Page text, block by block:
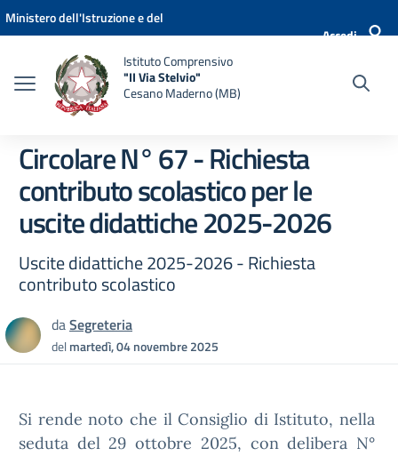
Vai ai contenuti
Vai al menu di navigazione
Vai al footer
Ministero dell'Istruzione e del
Accedi
Istituto Comprensivo
"II Via Stelvio"
Cesano Maderno (MB)
Circolare N° 67 - Richiesta
contributo scolastico per le
uscite didattiche 2025-2026
Uscite didattiche 2025-2026 - Richiesta
contributo scolastico
daSegreteria
delmartedì, 04 novembre 2025
Si rende noto che il Consiglio di Istituto, nella
seduta del 29 ottobre 2025, con delibera N°